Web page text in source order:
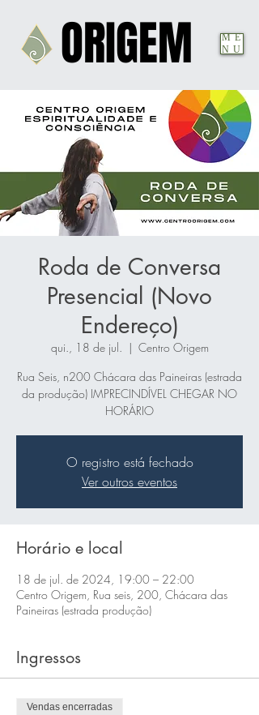
ME
NU
ORIGEM
ORIGEM
Roda de Conversa
Presencial (Novo
Endereço)
qui., 18 de jul.
  |
Centro Origem
Rua Seis, n200 Chácara das Paineiras (estrada
da produção) IMPRECINDÍVEL CHEGAR NO
HORÁRIO
O registro está fechado
Ver outros eventos
Horário e local
18 de jul. de 2024, 19:00 – 22:00
Centro Origem, Rua seis, 200, Chácara das
Paineiras (estrada produção)
Ingressos
Vendas encerradas